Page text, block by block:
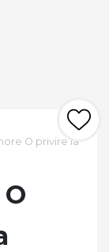
O privire la